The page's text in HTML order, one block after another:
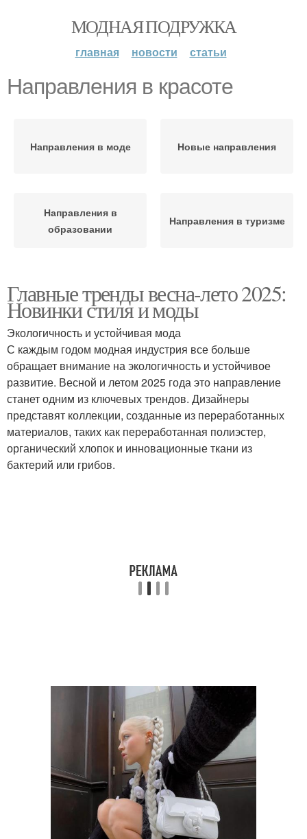
МОДНАЯ ПОДРУЖКА
главная новости статьи
Направления в красоте
Направления в моде Новые направления
Направления в
образовании
Направления в туризме
Главные тренды весна-лето 2025:
Новинки стиля и моды
Экологичность и устойчивая мода
С каждым годом модная индустрия все больше
обращает внимание на экологичность и устойчивое
развитие. Весной и летом 2025 года это направление
станет одним из ключевых трендов. Дизайнеры
представят коллекции, созданные из переработанных
материалов, таких как переработанная полиэстер,
органический хлопок и инновационные ткани из
бактерий или грибов.